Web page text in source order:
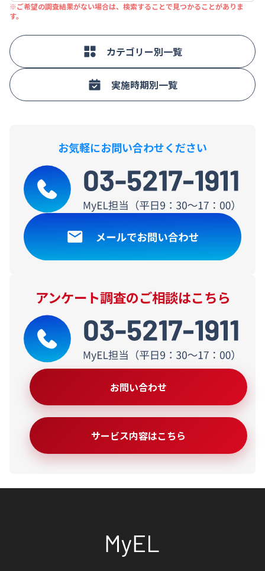
※ご希望の調査結果がない場合は、検索することで見つかることがありま
す。
カテゴリー別一覧
実施時期別一覧
お気軽にお問い合わせください
アンケート調査のご相談はこちら
お問い合わせ
サービス内容はこちら